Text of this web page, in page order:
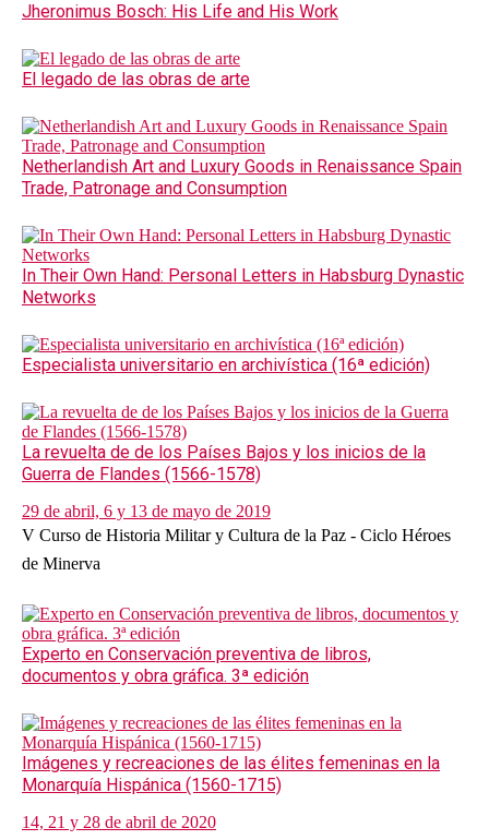
Jheronimus Bosch: His Life and His Work
El legado de las obras de arte
Netherlandish Art and Luxury Goods in Renaissance Spain
Trade, Patronage and Consumption
In Their Own Hand: Personal Letters in Habsburg Dynastic
Networks
Especialista universitario en archivística (16ª edición)
La revuelta de de los Países Bajos y los inicios de la
Guerra de Flandes (1566-1578)
29 de abril, 6 y 13 de mayo de 2019
V Curso de Historia Militar y Cultura de la Paz - Ciclo Héroes
de Minerva
Experto en Conservación preventiva de libros,
documentos y obra gráfica. 3ª edición
Imágenes y recreaciones de las élites femeninas en la
Monarquía Hispánica (1560-1715)
14, 21 y 28 de abril de 2020